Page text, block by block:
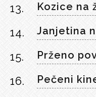
13. Kozice na
14. Janjetina
15. Prženo
16. Pečeni